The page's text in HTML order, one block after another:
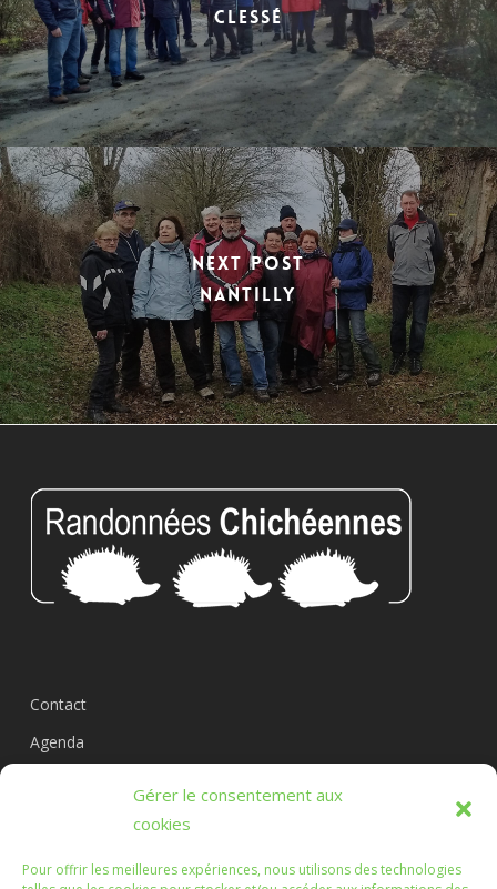
Gérer le consentement aux
cookies
Pour offrir les meilleures expériences, nous utilisons des technologies
Clessé
Next Post
Nantilly
Contact
Agenda